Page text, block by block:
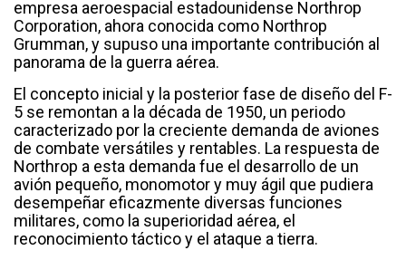
empresa aeroespacial estadounidense Northrop
Corporation, ahora conocida como Northrop
Grumman, y supuso una importante contribución al
panorama de la guerra aérea.
El concepto inicial y la posterior fase de diseño del F-
5 se remontan a la década de 1950, un periodo
caracterizado por la creciente demanda de aviones
de combate versátiles y rentables. La respuesta de
Northrop a esta demanda fue el desarrollo de un
avión pequeño, monomotor y muy ágil que pudiera
desempeñar eficazmente diversas funciones
militares, como la superioridad aérea, el
reconocimiento táctico y el ataque a tierra.